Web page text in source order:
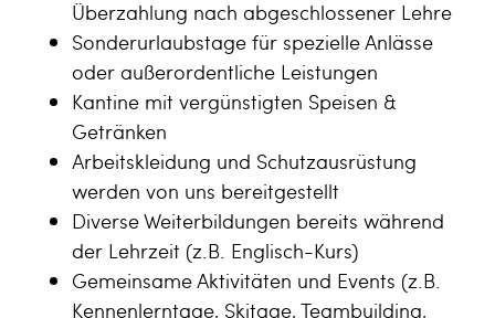
Überzahlung nach abgeschlossener Lehre
Sonderurlaubstage für spezielle Anlässe
oder außerordentliche Leistungen
Kantine mit vergünstigten Speisen &
Getränken
Arbeitskleidung und Schutzausrüstung
werden von uns bereitgestellt
Diverse Weiterbildungen bereits während
der Lehrzeit (z.B. Englisch-Kurs)
Gemeinsame Aktivitäten und Events (z.B.
Kennenlerntage, Skitage, Teambuilding,